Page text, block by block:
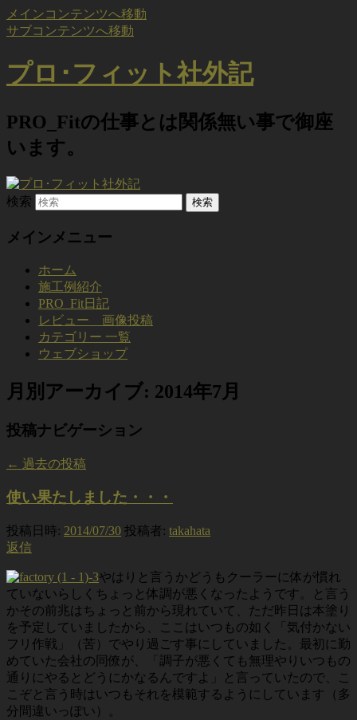
メインコンテンツへ移動
サブコンテンツへ移動
プロ･フィット社外記
PRO_Fitの仕事とは関係無い事で御座
います。
検索
メインメニュー
ホーム
施工例紹介
PRO_Fit日記
レビュー 画像投稿
カテゴリー 一覧
ウェブショップ
月別アーカイブ: 2014年7月
投稿ナビゲーション
← 過去の投稿
使い果たしました・・・
投稿日時: 2014/07/30 投稿者: takahata
返信
やはりと言うかどうもクーラーに体が慣れ
ていないらしくちょっと体調が悪くなったようです。と言う
かその前兆はちょっと前から現れていて、ただ昨日は本塗り
を予定していましたから、ここはいつもの如く「気付かない
フリ作戦」（苦）でやり過ごす事にしていました。最初に勤
めていた会社の同僚が、「調子が悪くても無理やりいつもの
通りにやるとどうにかなるんですよ」と言っていたので、こ
こぞと言う時はいつもそれを模範するようにしています（多
分間違いっぽい）。